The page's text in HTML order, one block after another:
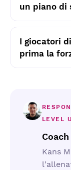
un piano di
I giocatori
prima la
LEVEL
Kans